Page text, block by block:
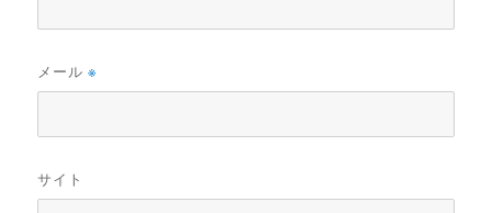
メール※
サイト